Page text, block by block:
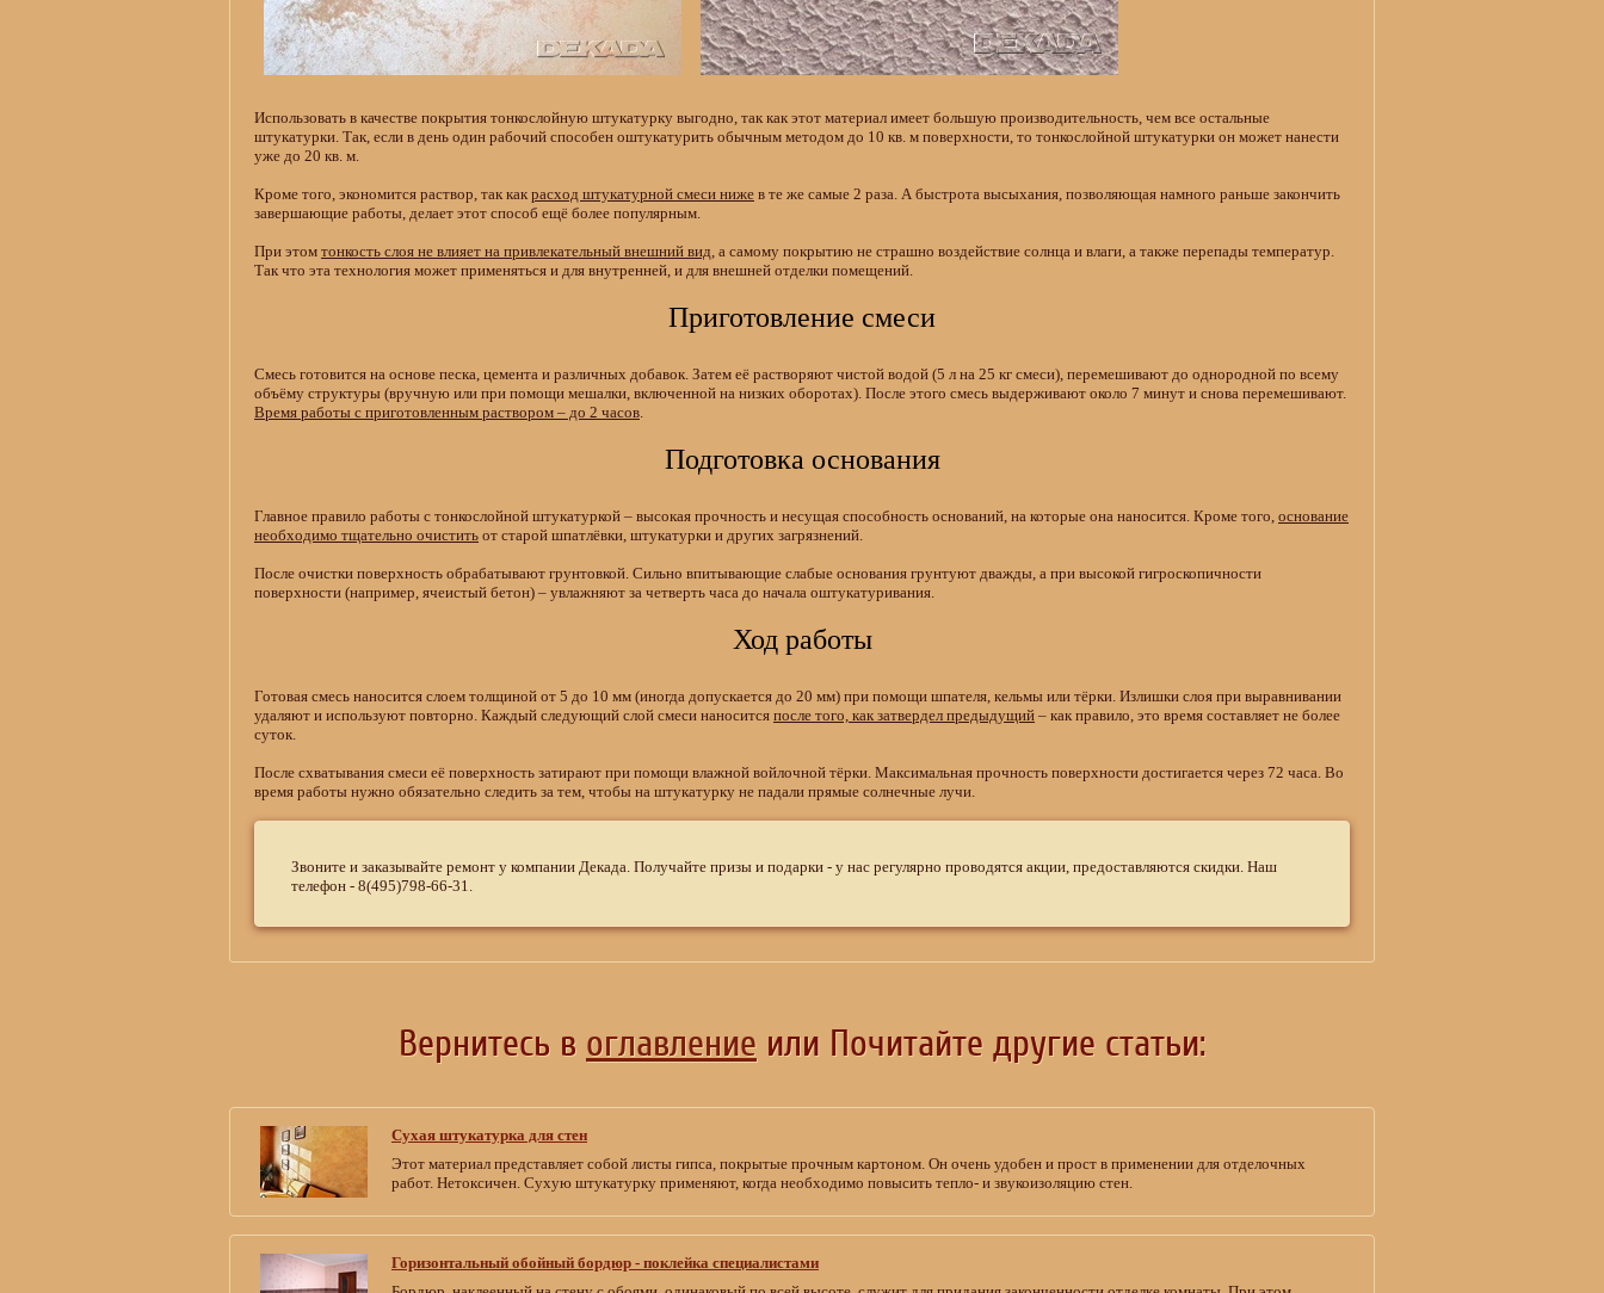
Использовать в качестве покрытия тонкослойную штукатурку выгодно, так как этот материал имеет большую производительность, чем все остальные
штукатурки. Так, если в день один рабочий способен оштукатурить обычным методом до 10 кв. м поверхности, то тонкослойной штукатурки он может нанести
уже до 20 кв. м.
Кроме того, экономится раствор, так как расход штукатурной смеси ниже в те же самые 2 раза. А быстрота высыхания, позволяющая намного раньше закончить
завершающие работы, делает этот способ ещё более популярным.
При этом тонкость слоя не влияет на привлекательный внешний вид, а самому покрытию не страшно воздействие солнца и влаги, а также перепады температур.
Так что эта технология может применяться и для внутренней, и для внешней отделки помещений.
Приготовление смеси
Смесь готовится на основе песка, цемента и различных добавок. Затем её растворяют чистой водой (5 л на 25 кг смеси), перемешивают до однородной по всему
объёму структуры (вручную или при помощи мешалки, включенной на низких оборотах). После этого смесь выдерживают около 7 минут и снова перемешивают.
Время работы с приготовленным раствором – до 2 часов.
Подготовка основания
Главное правило работы с тонкослойной штукатуркой – высокая прочность и несущая способность оснований, на которые она наносится. Кроме того, основание
необходимо тщательно очистить от старой шпатлёвки, штукатурки и других загрязнений.
После очистки поверхность обрабатывают грунтовкой. Сильно впитывающие слабые основания грунтуют дважды, а при высокой гигроскопичности
поверхности (например, ячеистый бетон) – увлажняют за четверть часа до начала оштукатуривания.
Ход работы
Готовая смесь наносится слоем толщиной от 5 до 10 мм (иногда допускается до 20 мм) при помощи шпателя, кельмы или тёрки. Излишки слоя при выравнивании
удаляют и используют повторно. Каждый следующий слой смеси наносится после того, как затвердел предыдущий – как правило, это время составляет не более
суток.
После схватывания смеси её поверхность затирают при помощи влажной войлочной тёрки. Максимальная прочность поверхности достигается через 72 часа. Во
время работы нужно обязательно следить за тем, чтобы на штукатурку не падали прямые солнечные лучи.
Звоните и заказывайте ремонт у компании Декада. Получайте призы и подарки - у нас регулярно проводятся акции, предоставляются скидки. Наш
телефон - 8(495)798-66-31.
Вернитесь в оглавление или Почитайте другие статьи:
Сухая штукатурка для стен
Этот материал представляет собой листы гипса, покрытые прочным картоном. Он очень удобен и прост в применении для отделочных
работ. Нетоксичен. Сухую штукатурку применяют, когда необходимо повысить тепло- и звукоизоляцию стен.
Горизонтальный обойный бордюр - поклейка специалистами